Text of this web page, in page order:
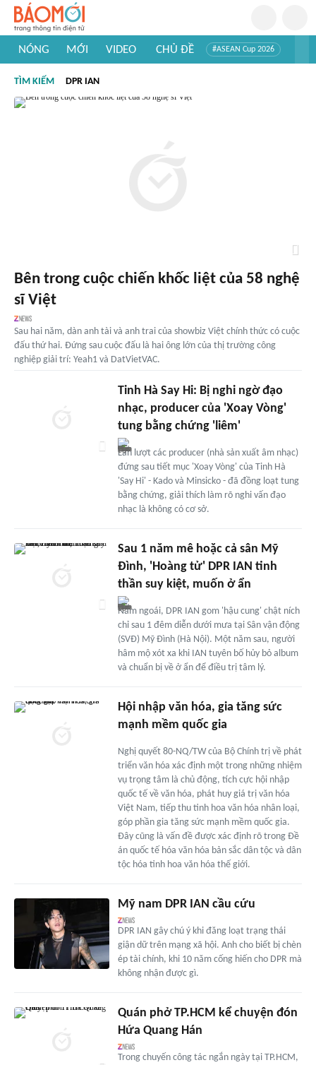
NÓNG MỚI VIDEO CHỦ ĐỀ #ASEAN Cup 2026
#Khám phá thế giới
TÌM KIẾM DPR IAN
Bên trong cuộc chiến khốc liệt của 58 nghệ
sĩ Việt
Sau hai năm, dàn anh tài và anh trai của showbiz Việt chính thức có cuộc
đấu thứ hai. Đứng sau cuộc đấu là hai ông lớn của thị trường công
nghiệp giải trí: Yeah1 và DatVietVAC.
Tinh Hà Say Hi: Bị nghi ngờ đạo
nhạc, producer của 'Xoay Vòng'
tung bằng chứng 'liêm'
Lần lượt các producer (nhà sản xuất âm nhạc)
đứng sau tiết mục 'Xoay Vòng' của Tinh Hà
'Say Hi' - Kado và Minsicko - đã đồng loạt tung
bằng chứng, giải thích làm rõ nghi vấn đạo
nhạc là không có cơ sở.
Sau 1 năm mê hoặc cả sân Mỹ
Đình, 'Hoàng tử' DPR IAN tinh
thần suy kiệt, muốn ở ẩn
Năm ngoái, DPR IAN gom 'hậu cung' chật ních
chỉ sau 1 đêm diễn dưới mưa tại Sân vận động
(SVĐ) Mỹ Đình (Hà Nội). Một năm sau, người
hâm mộ xót xa khi IAN tuyên bố hủy bỏ album
và chuẩn bị về ở ẩn để điều trị tâm lý.
Hội nhập văn hóa, gia tăng sức
mạnh mềm quốc gia
Nghị quyết 80-NQ/TW của Bộ Chính trị về phát
triển văn hóa xác định một trong những nhiệm
vụ trọng tâm là chủ động, tích cực hội nhập
quốc tế về văn hóa, phát huy giá trị văn hóa
Việt Nam, tiếp thu tinh hoa văn hóa nhân loại,
góp phần gia tăng sức mạnh mềm quốc gia.
Đây cũng là vấn đề được xác định rõ trong Đề
án quốc tế hóa văn hóa bản sắc dân tộc và dân
tộc hóa tinh hoa văn hóa thế giới.
Mỹ nam DPR IAN cầu cứu
DPR IAN gây chú ý khi đăng loạt trạng thái
giận dữ trên mạng xã hội. Anh cho biết bị chèn
ép tài chính, khi 10 năm cống hiến cho DPR mà
không nhận được gì.
Quán phở TP.HCM kể chuyện đón
Hứa Quang Hán
Trong chuyến công tác ngắn ngày tại TP.HCM,